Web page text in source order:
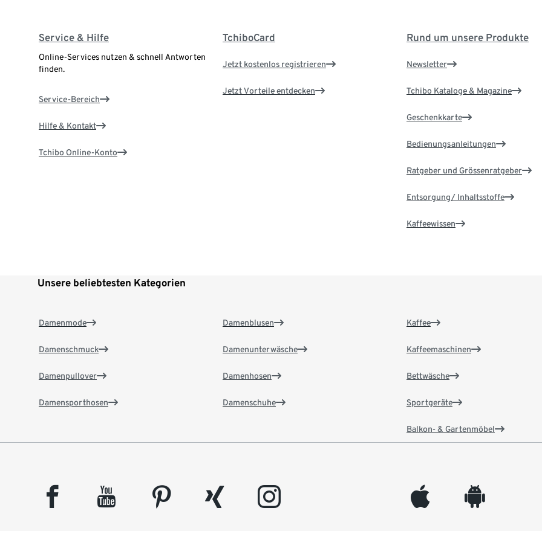
Service & Hilfe
Online-Services nutzen & schnell Antworten
finden.
Service-Bereich
Hilfe & Kontakt
Tchibo Online-Konto
TchiboCard
Jetzt kostenlos registrieren
Jetzt Vorteile entdecken
Rund um unsere Produkte
Newsletter
Tchibo Kataloge & Magazine
Geschenkkarte
Bedienungsanleitungen
Ratgeber und Grössenratgeber
Entsorgung/ Inhaltsstoffe
Kaffeewissen
Unsere beliebtesten Kategorien
Damenmode
Damenschmuck
Damenpullover
Damensporthosen
Damenblusen
Damenunterwäsche
Damenhosen
Damenschuhe
Kaffee
Kaffeemaschinen
Bettwäsche
Sportgeräte
Balkon- & Gartenmöbel
facebook youtube pinterest xing instagram appleinc android